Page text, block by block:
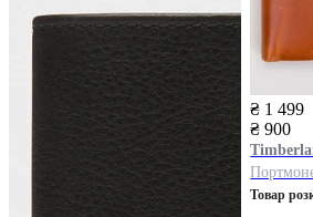
₴ 1 499
₴ 900
Товар